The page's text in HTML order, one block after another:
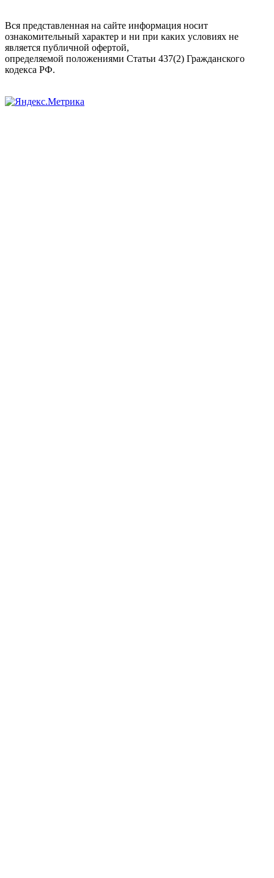
Вся представленная на сайте информация носит
ознакомительный характер и ни при каких условиях не
является публичной офертой,
определяемой положениями Статьи 437(2) Гражданского
кодекса РФ.